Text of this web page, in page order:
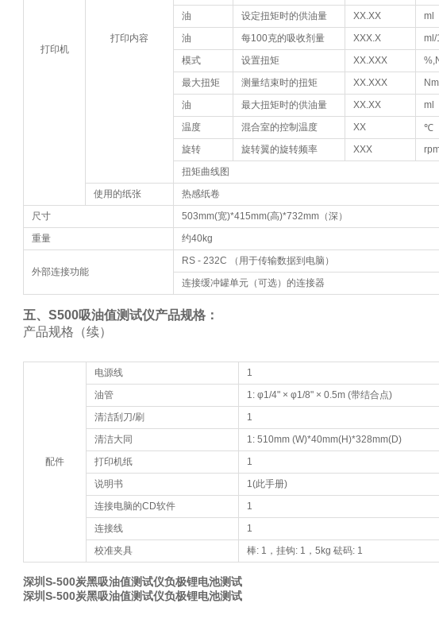
打印机
打印内容
油
设定扭矩时的供油量 XX.XX
ml
油
每100克的吸收剂量 XXX.X
ml/
模式
设置扭矩 XX.XXX
最大扭矩
测量结束时的扭矩 XX.XXX
Nm
油
最大扭矩时的供油量 XX.XX
ml
温度
混合室的控制温度 XX
℃
旋转
旋转翼的旋转频率 XXX
扭矩曲线图
使用的纸张
热感纸卷
尺寸
503mm(宽)*415mm(高)*732mm（深）
重量
约40kg
外部连接功能
RS - 232C （用于传输数据到电脑）
连接缓冲罐单元（可选）的连接器
五、S500吸油值测试仪产品规格：
产品规格（续）
配件
电源线
1
油管
1: φ1/4" × φ1/8" × 0.5m (带结合点)
清洁刮刀/刷
1
清洁大同
1: 510mm (W)*40mm(H)*328mm(D)
打印机纸
1
说明书
1(此手册)
连接电脑的CD软件
1
连接线
1
校准夹具
棒: 1，挂钩: 1，5kg 砝码: 1
深圳S-500炭黑吸油值测试仪负极锂电池测试
深圳S-500炭黑吸油值测试仪负极锂电池测试